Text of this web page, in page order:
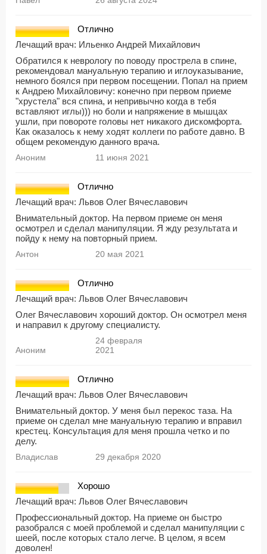
Отлично
Лечащий врач: Ильенко Андрей Михайлович
Обратился к неврологу по поводу прострела в спине,
рекомендовал мануальную терапию и иглоуказывание,
немного боялся при первом посещении. Попал на прием
к Андрею Михайловичу: конечно при первом приеме
"хрустела" вся спина, и непривычно когда в тебя
вставляют иглы))) но боли и напряжение в мышцах
ушли, при повороте головы нет никакого дискомфорта.
Как оказалось к нему ходят коллеги по работе давно. В
общем рекомендую данного врача.
Аноним 11 июня 2021
Отлично
Лечащий врач: Львов Олег Вячеславович
Внимательный доктор. На первом приеме он меня
осмотрел и сделал манипуляции. Я жду результата и
пойду к нему на повторный прием.
Антон 20 мая 2021
Отлично
Лечащий врач: Львов Олег Вячеславович
Олег Вячеславович хороший доктор. Он осмотрел меня
и направил к другому специалисту.
Аноним
24 февраля
2021
Отлично
Лечащий врач: Львов Олег Вячеславович
Внимательный доктор. У меня был перекос таза. На
приеме он сделал мне мануальную терапию и вправил
крестец. Консультация для меня прошла четко и по
делу.
Владислав 29 декабря 2020
Хорошо
Лечащий врач: Львов Олег Вячеславович
Профессиональный доктор. На приеме он быстро
разобрался с моей проблемой и сделал манипуляции с
шеей, после которых стало легче. В целом, я всем
доволен!